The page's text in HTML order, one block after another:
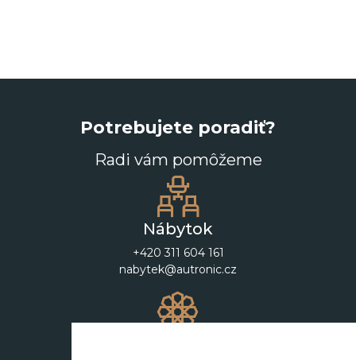
Potrebujete poradiť?
Radi vám pomôžeme
Nábytok
+420 311 604 161
nabytek@autronic.cz